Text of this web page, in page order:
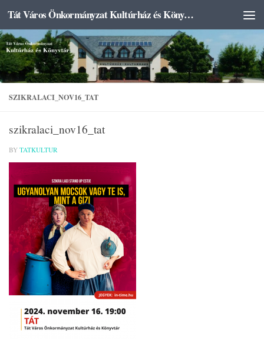
Skip to content Tát Város Önkormányzat Kultúrház és Könyvtár
SZIKRALACI_NOV16_TAT
szikralaci_nov16_tat
BY TATKULTUR